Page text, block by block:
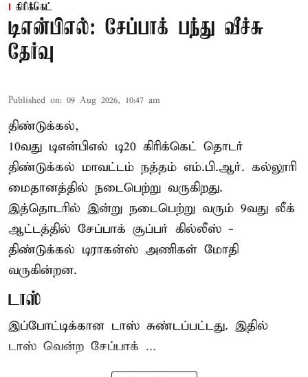
கிரிக்கெட்
டிஎன்பிஎல்: சேப்பாக் பந்து வீச்சு
தேர்வு
Published on: 09 Aug 2026, 10:47 am
திண்டுக்கல்,
10வது டிஎன்பிஎல் டி20 கிரிக்கெட் தொடர்
திண்டுக்கல் மாவட்டம் நத்தம் எம்.பி.ஆர். கல்லூரி
மைதானத்தில் நடைபெற்று வருகிறது.
இத்தொடரில் இன்று நடைபெற்று வரும் 9வது லீக்
ஆட்டத்தில் சேப்பாக் சூப்பர் கில்லீஸ் -
திண்டுக்கல் டிராகன்ஸ் அணிகள் மோதி
வருகின்றன.
டாஸ்
இப்போட்டிக்கான டாஸ் சுண்டப்பட்டது. இதில்
டாஸ் வென்ற சேப்பாக் ...